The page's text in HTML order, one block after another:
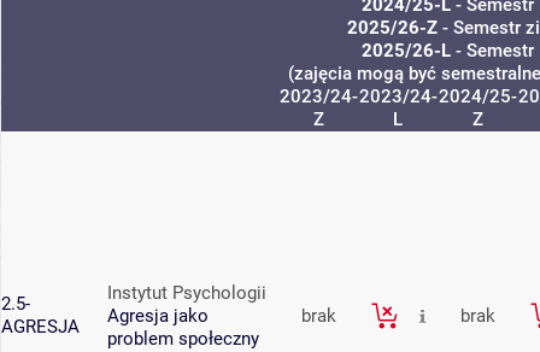
2024/25-L -
2025/26-Z - Semestr
2025/26-L -
(zajęcia mogą być
2023/24-
Z
2023/24-
L
2024/25-
Z
2.5-
AGRESJA
Instytut Psychologii
Agresja jako
problem społeczny
brak brak